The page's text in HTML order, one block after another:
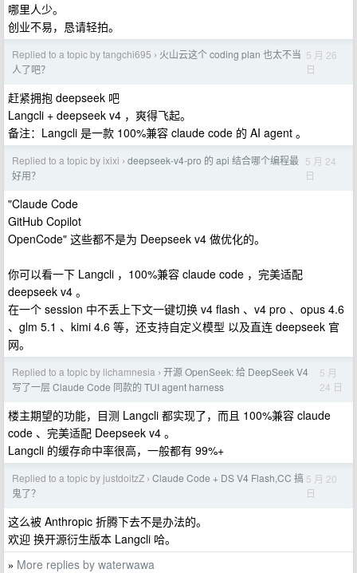
哪里人少。
创业不易，恳请轻拍。
Replied to a topic by tangchi695 › 火山云这个 coding plan 也太不当
人了吧？
5 月 26
日
赶紧拥抱 deepseek 吧
Langcli + deepseek v4 ，爽得飞起。
备注：Langcli 是一款 100%兼容 claude code 的 AI agent 。
Replied to a topic by ixixi › deepseek-v4-pro 的 api 结合哪个编程最
好用？
5 月 24
日
"Claude Code
GitHub Copilot
OpenCode" 这些都不是为 Deepseek v4 做优化的。
你可以看一下 Langcli ，100%兼容 claude code ，完美适配
deepseek v4 。
在一个 session 中不丢上下文一键切换 v4 flash 、v4 pro 、opus 4.6
、glm 5.1 、kimi 4.6 等，还支持自定义模型 以及直连 deepseek 官
网。
Replied to a topic by lichamnesia › 开源 OpenSeek: 给 DeepSeek V4
写了一层 Claude Code 同款的 TUI agent harness
5 月
24 日
楼主期望的功能，目测 Langcli 都实现了，而且 100%兼容 claude
code 、完美适配 Deepseek v4 。
Langcli 的缓存命中率很高，一般都有 99%+
Replied to a topic by justdoitzZ › Claude Code + DS V4 Flash,CC 搞
鬼了？
5 月 20
日
这么被 Anthropic 折腾下去不是办法的。
欢迎 换开源衍生版本 Langcli 哈。
» More replies by waterwawa